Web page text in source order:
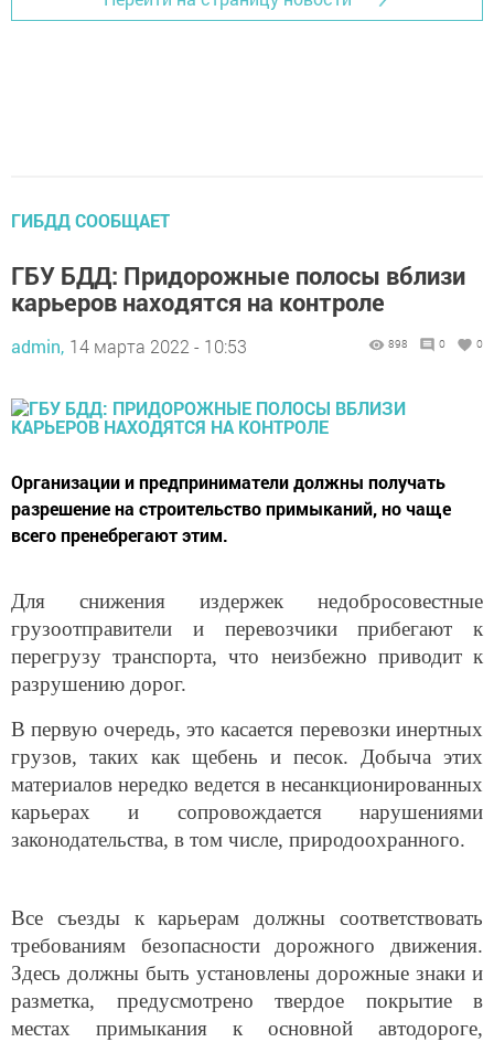
ГИБДД СООБЩАЕТ
ГБУ БДД: Придорожные полосы вблизи
карьеров находятся на контроле
admin, 14 марта 2022 - 10:53 898 0 0
Организации и предприниматели должны получать
разрешение на строительство примыканий, но чаще
всего пренебрегают этим.
Для снижения издержек недобросовестные
грузоотправители и перевозчики прибегают к
перегрузу транспорта, что неизбежно приводит к
разрушению дорог.
В первую очередь, это касается перевозки инертных
грузов, таких как щебень и песок. Добыча этих
материалов нередко ведется в несанкционированных
карьерах и сопровождается нарушениями
законодательства, в том числе, природоохранного.
Все съезды к карьерам должны соответствовать
требованиям безопасности дорожного движения.
Здесь должны быть установлены дорожные знаки и
разметка, предусмотрено твердое покрытие в
местах примыкания к основной автодороге,